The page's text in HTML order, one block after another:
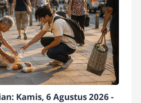
Kamis, 6 Agustus 2026 -